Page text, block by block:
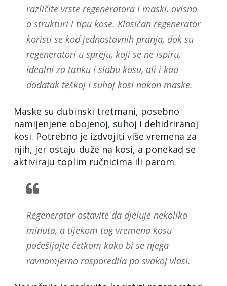
različite vrste regeneratora i maski, ovisno
o strukturi i tipu kose. Klasičan regenerator
koristi se kod jednostavnih pranja, dok su
regeneratori u spreju, koji se ne ispiru,
idealni za tanku i slabu kosu, ali i kao
dodatak teškoj i suhoj kosi nakon maske.
Maske su dubinski tretmani, posebno
namijenjene obojenoj, suhoj i dehidriranoj
kosi. Potrebno je izdvojiti više vremena za
njih, jer ostaju duže na kosi, a ponekad se
aktiviraju toplim ručnicima ili parom.
Regenerator ostavite da djeluje nekoliko
minuta, a tijekom tog vremena kosu
počešljajte četkom kako bi se njega
ravnomjerno rasporedila po svakoj vlasi.